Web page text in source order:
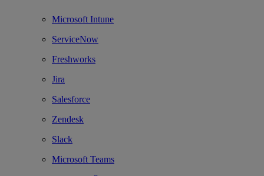
Microsoft Intune
ServiceNow
Freshworks
Jira
Salesforce
Zendesk
Slack
Microsoft Teams